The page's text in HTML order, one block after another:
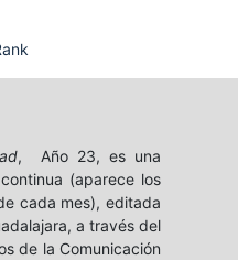
, Año 23, es una
(aparece los
cada mes), editada
a través del
de la Comunicación